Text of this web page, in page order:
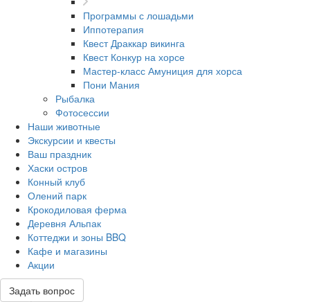
Программы с лошадьми
Иппотерапия
Квест Драккар викинга
Квест Конкур на хорсе
Мастер-класс Амуниция для хорса
Пони Мания
Рыбалка
Фотосессии
Наши животные
Экскурсии и квесты
Ваш праздник
Хаски остров
Конный клуб
Олений парк
Крокодиловая ферма
Деревня Альпак
Коттеджи и зоны BBQ
Кафе и магазины
Акции
Задать вопрос